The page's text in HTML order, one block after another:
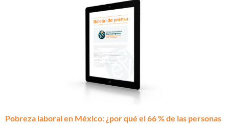
Pobreza laboral en México: ¿por qué el 66 % de las personas